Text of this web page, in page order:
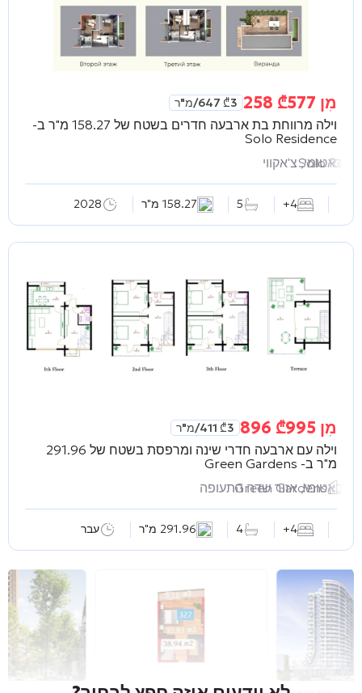
מִן ₾577 258
₾3 647 /מ"ר
וילה מרווחת בת ארבעה חדרים בשטח של 158.27 מ"ר ב-
Solo Residence
באטומי, צ'אקווי
Solo
4+
5 158.27 מ"ר 2028
מִן ₾995 896
₾3 411 /מ"ר
וילה עם ארבעה חדרי שינה ומרפסת בשטח של 291.96
מ"ר ב-
באטומי, אזור שדה התעופה
Green Gardens
4+
4 291.96 מ"ר עבר